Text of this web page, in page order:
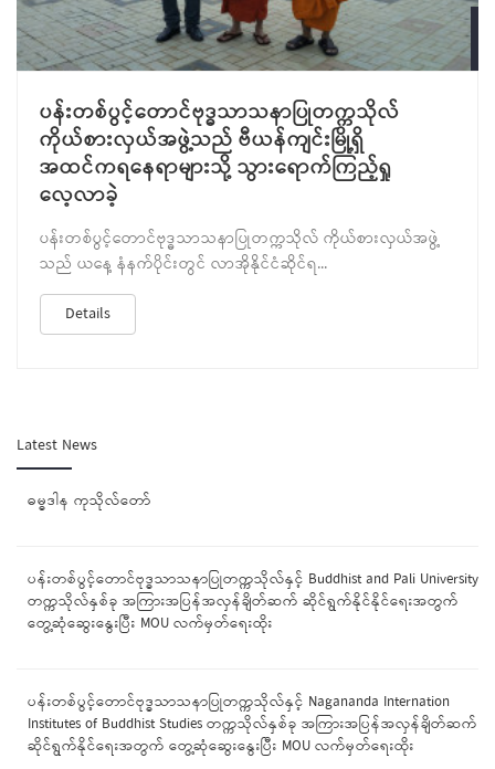
ပန်းတစ်ပွင့်တောင်ဗုဒ္ဓသာသနာပြုတက္ကသိုလ်
ကိုယ်စားလှယ်အဖွဲ့သည် ဗီယန်ကျင်းမြို့ရှိ
အထင်ကရနေရာများသို့ သွားရောက်ကြည့်ရှု
လေ့လာခဲ့
ပန်းတစ်ပွင့်တောင်ဗုဒ္ဓသာသနာပြုတက္ကသိုလ် ကိုယ်စားလှယ်အဖွဲ့
သည် ယနေ့ နံနက်ပိုင်းတွင် လာအိုနိုင်ငံဆိုင်ရ...
Details
Latest News
ဓမ္ဓဒါန ကုသိုလ်တော်
ပန်းတစ်ပွင့်တောင်ဗုဒ္ဓသာသနာပြုတက္ကသိုလ်နှင့် Buddhist and Pali University
တက္ကသိုလ်နှစ်ခု အကြားအပြန်အလှန်ချိတ်ဆက် ဆိုင်ရွက်နိုင်နိုင်ရေးအတွက်
တွေ့ဆုံဆွေးနွေးပြီး MOU လက်မှတ်ရေးထိုး
ပန်းတစ်ပွင့်တောင်ဗုဒ္ဓသာသနာပြုတက္ကသိုလ်နှင့် Nagananda Internation
Institutes of Buddhist Studies တက္ကသိုလ်နှစ်ခု အကြားအပြန်အလှန်ချိတ်ဆက်
ဆိုင်ရွက်နိုင်ရေးအတွက် တွေ့ဆုံဆွေးနွေးပြီး MOU လက်မှတ်ရေးထိုး